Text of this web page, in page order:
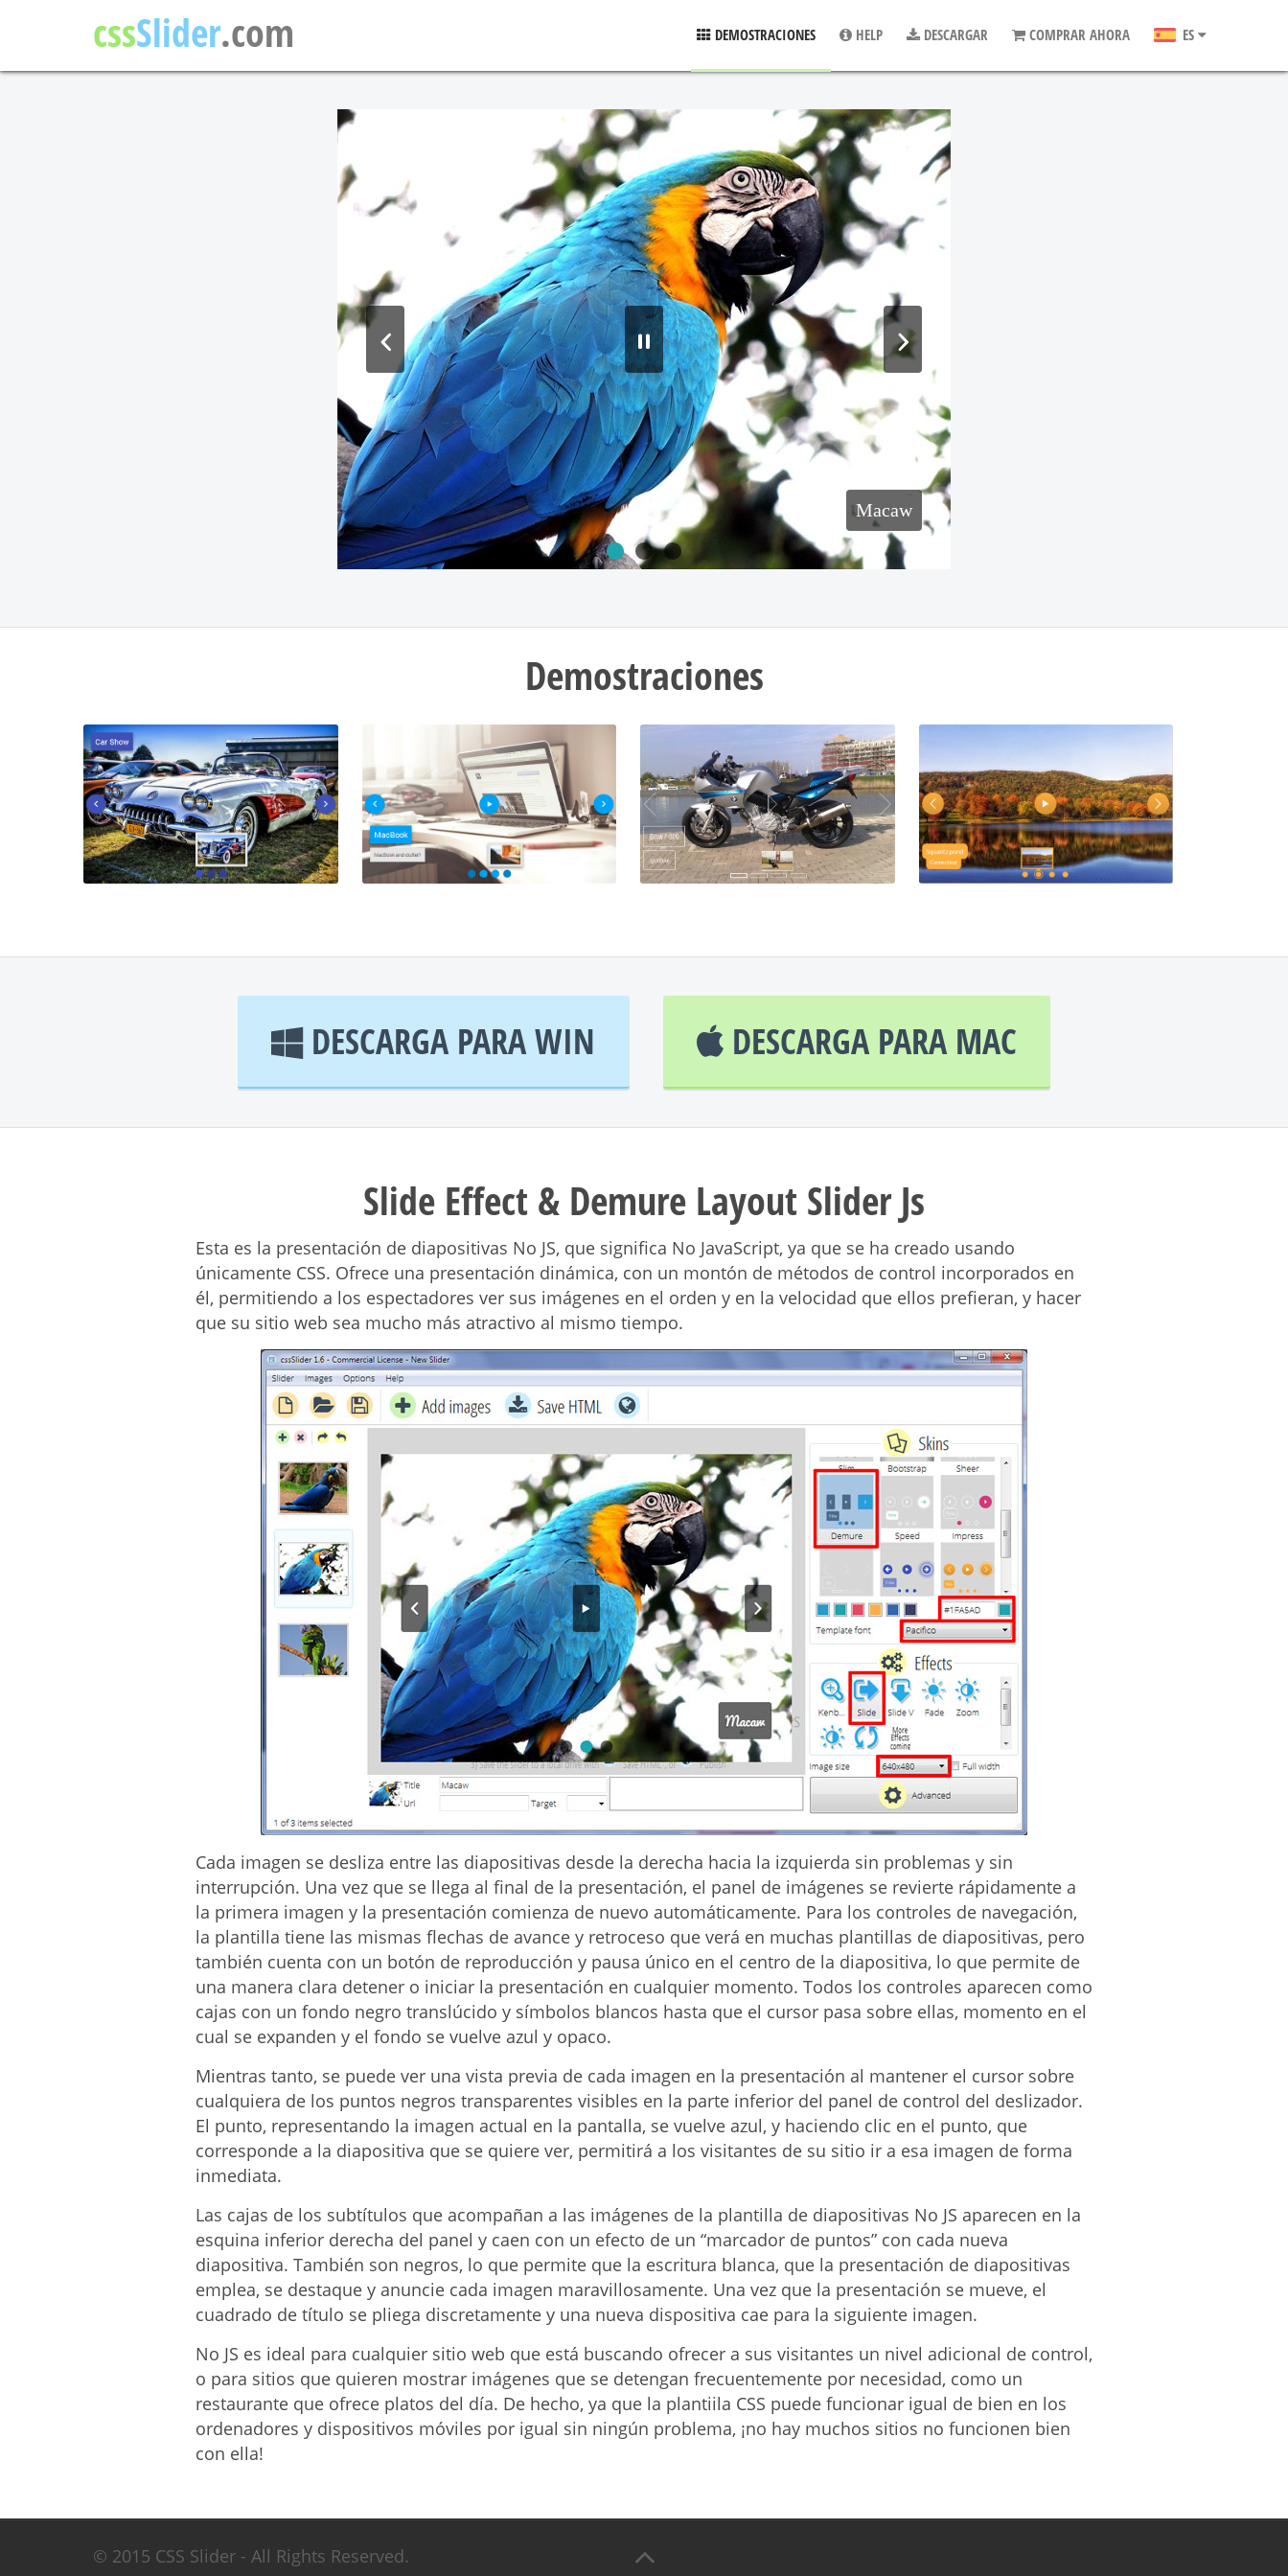
cssSlider.com DEMOSTRACIONES HELP DESCARGAR COMPRAR AHORA ES
EN
DE
Macaw
Demostraciones
DESCARGA PARA WIN DESCARGA PARA MAC
Slide Effect & Demure Layout Slider Js
Esta es la presentación de diapositivas No JS, que significa No JavaScript, ya que se ha creado usando
únicamente CSS. Ofrece una presentación dinámica, con un montón de métodos de control incorporados en
él, permitiendo a los espectadores ver sus imágenes en el orden y en la velocidad que ellos prefieran, y hacer
que su sitio web sea mucho más atractivo al mismo tiempo.
Cada imagen se desliza entre las diapositivas desde la derecha hacia la izquierda sin problemas y sin
interrupción. Una vez que se llega al final de la presentación, el panel de imágenes se revierte rápidamente a
la primera imagen y la presentación comienza de nuevo automáticamente. Para los controles de navegación,
la plantilla tiene las mismas flechas de avance y retroceso que verá en muchas plantillas de diapositivas, pero
también cuenta con un botón de reproducción y pausa único en el centro de la diapositiva, lo que permite de
una manera clara detener o iniciar la presentación en cualquier momento. Todos los controles aparecen como
cajas con un fondo negro translúcido y símbolos blancos hasta que el cursor pasa sobre ellas, momento en el
cual se expanden y el fondo se vuelve azul y opaco.
Mientras tanto, se puede ver una vista previa de cada imagen en la presentación al mantener el cursor sobre
cualquiera de los puntos negros transparentes visibles en la parte inferior del panel de control del deslizador.
El punto, representando la imagen actual en la pantalla, se vuelve azul, y haciendo clic en el punto, que
corresponde a la diapositiva que se quiere ver, permitirá a los visitantes de su sitio ir a esa imagen de forma
inmediata.
Las cajas de los subtítulos que acompañan a las imágenes de la plantilla de diapositivas No JS aparecen en la
esquina inferior derecha del panel y caen con un efecto de un “marcador de puntos” con cada nueva
diapositiva. También son negros, lo que permite que la escritura blanca, que la presentación de diapositivas
emplea, se destaque y anuncie cada imagen maravillosamente. Una vez que la presentación se mueve, el
cuadrado de título se pliega discretamente y una nueva dispositiva cae para la siguiente imagen.
No JS es ideal para cualquier sitio web que está buscando ofrecer a sus visitantes un nivel adicional de control,
o para sitios que quieren mostrar imágenes que se detengan frecuentemente por necesidad, como un
restaurante que ofrece platos del día. De hecho, ya que la plantiila CSS puede funcionar igual de bien en los
ordenadores y dispositivos móviles por igual sin ningún problema, ¡no hay muchos sitios no funcionen bien
con ella!
© 2015 CSS Slider - All Rights Reserved.